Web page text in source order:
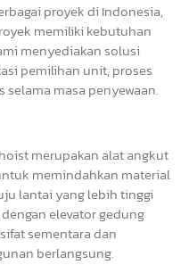
proyek di Indonesia,
memiliki kebutuhan
menyediakan solusi
pemilihan unit, proses
masa penyewaan.
merupakan alat angkut
memindahkan material
lantai yang lebih tinggi
elevator gedung
sementara dan
berlangsung.